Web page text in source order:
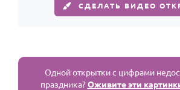
СДЕЛАТЬ ВИДЕО
Одной открытки с цифрами
праздника?Оживите эти